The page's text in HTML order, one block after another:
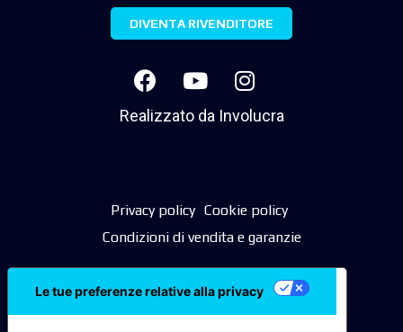
DIVENTA RIVENDITORE
Realizzato da Involucra
Privacy policy Cookie policy
Condizioni di vendita e garanzie
Le tue preferenze relative alla privacy